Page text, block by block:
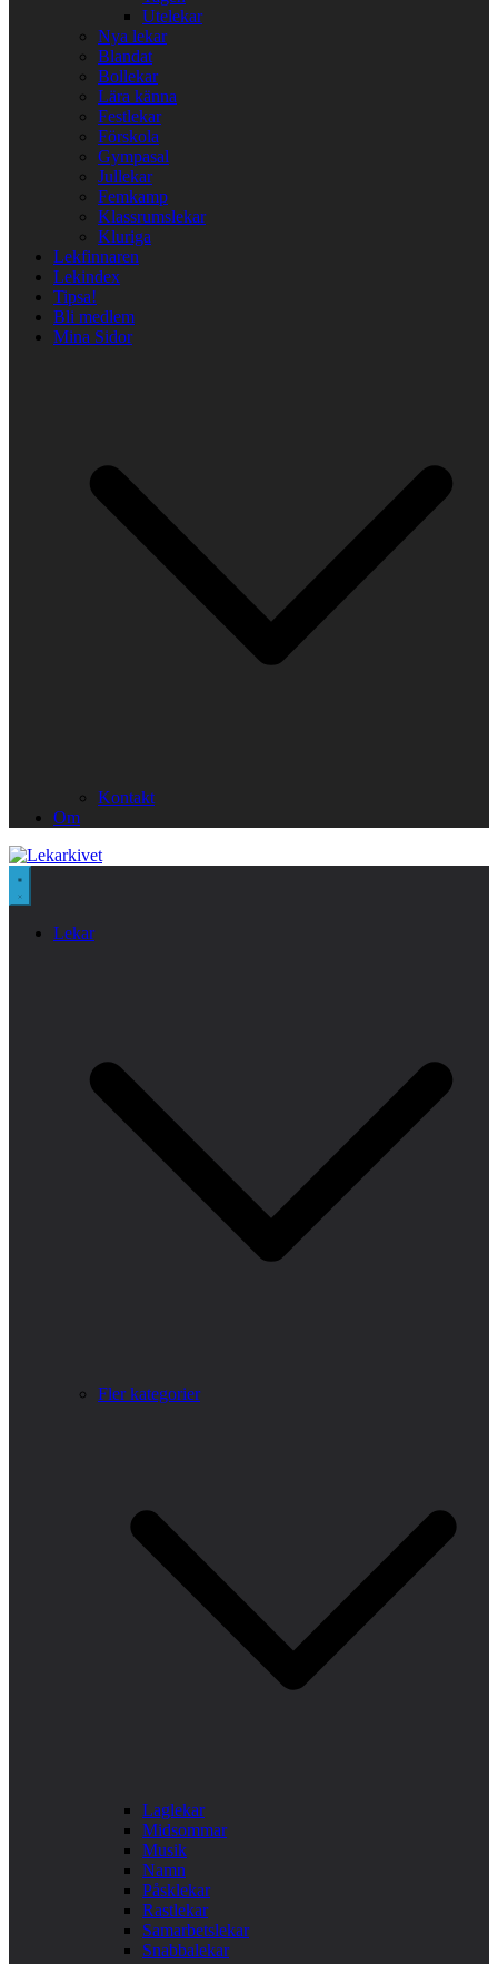
Utelekar
Nya lekar
Blandat
Bollekar
Lära känna
Festlekar
Förskola
Gympasal
Jullekar
Femkamp
Klassrumslekar
Kluriga
Lekfinnaren
Lekindex
Tipsa!
Bli medlem
Mina Sidor
Kontakt
Om
Lekar
Fler kategorier
Laglekar
Midsommar
Musik
Namn
Påsklekar
Rastlekar
Samarbetslekar
Snabbalekar